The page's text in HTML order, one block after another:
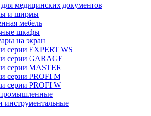
медицинских документов
и ширмы
мебель
шкафы
на экран
серии EXPERT WS
серии GARAGE
серии MASTER
серии PROFI M
серии PROFI W
инструментальные